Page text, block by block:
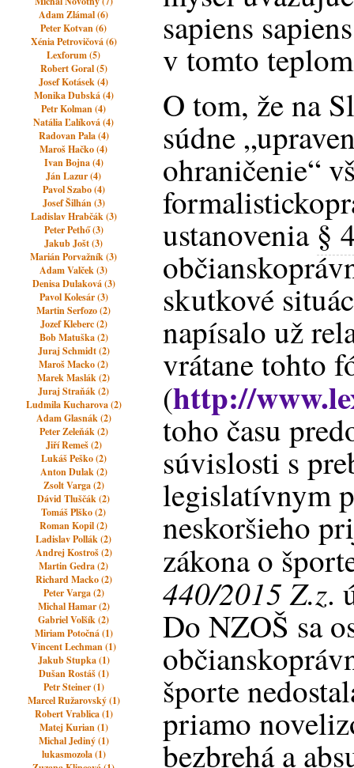
Adam Zlámal (6)
Peter Kotvan (6)
Xénia Petrovičová (6)
Lexforum (5)
Robert Goral (5)
Josef Kotásek (4)
Monika Dubská (4)
Petr Kolman (4)
Natália Ľalíková (4)
Radovan Pala (4)
Maroš Hačko (4)
Ivan Bojna (4)
Ján Lazur (4)
Pavol Szabo (4)
Josef Šilhán (3)
Ladislav Hrabčák (3)
Peter Pethő (3)
Jakub Jošt (3)
Marián Porvažník (3)
Adam Valček (3)
Denisa Dulaková (3)
Pavol Kolesár (3)
Martin Serfozo (2)
Jozef Kleberc (2)
Bob Matuška (2)
Juraj Schmidt (2)
Maroš Macko (2)
Marek Maslák (2)
Juraj Straňák (2)
Ludmila Kucharova (2)
Adam Glasnák (2)
Peter Zeleňák (2)
Jiří Remeš (2)
Lukáš Peško (2)
Anton Dulak (2)
Zsolt Varga (2)
Dávid Tluščák (2)
Tomáš Plško (2)
Roman Kopil (2)
Ladislav Pollák (2)
Andrej Kostroš (2)
Martin Gedra (2)
Richard Macko (2)
Peter Varga (2)
Michal Hamar (2)
Gabriel Volšík (2)
Miriam Potočná (1)
Vincent Lechman (1)
Jakub Stupka (1)
Dušan Rostáš (1)
Petr Steiner (1)
Marcel Ružarovský (1)
Robert Vrablica (1)
Matej Kurian (1)
Michal Jediný (1)
lukasmozola (1)
sapiens
v tomto
O tom, že na
súdne
ohraničenie“
ustanovenia §
skutkové
napísalo už
vrátane tohto
(http://
toho času
súvislosti s
legislatívnym
neskoršieho
zákona o
440/2015 Z.z.
Do NZOŠ sa
športe
priamo
bezbrehá a